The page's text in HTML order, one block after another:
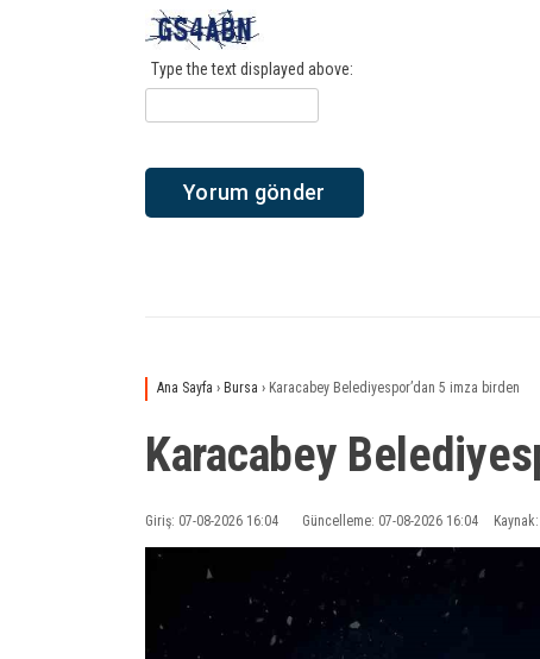
Type the text displayed above:
Ana Sayfa › Bursa › Karacabey Belediyespor’dan 5 imza birden
Karacabey
Giriş: 07-08-2026 16:04 Güncelleme: 07-08-2026 16:04